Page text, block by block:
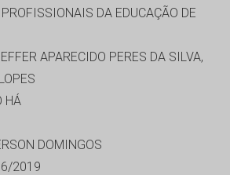
DA EDUCAÇÃO DE
APARECIDO PERES DA SILVA,
HÁ
DOMINGOS
2019